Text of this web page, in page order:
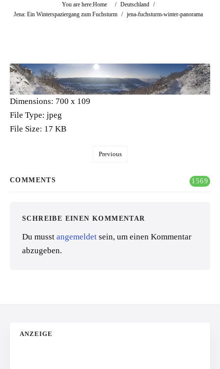
You are here:Home / Deutschland
/
Jena: Ein Winterspaziergang zum Fuchsturm
/ jena-fuchsturm-winter-panorama
Dimensions: 700 x 109
File Type: jpeg
File Size: 17 KB
Previous
COMMENTS 1569
SCHREIBE EINEN KOMMENTAR
Du musst angemeldet sein, um einen Kommentar
abzugeben.
ANZEIGE